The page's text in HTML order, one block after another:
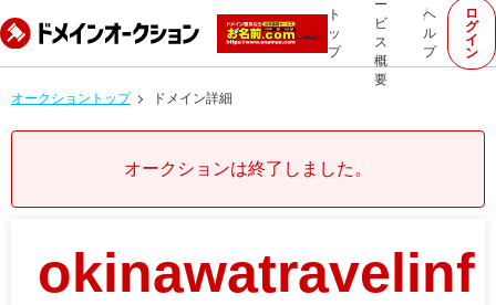
ト
ッ
プ
ー
ビ
ス
概
要
ヘ
ル
プ
ロ
グ
イ
ン
オークショントップ ドメイン詳細
オークションは終了しました。
okinawatravelinf